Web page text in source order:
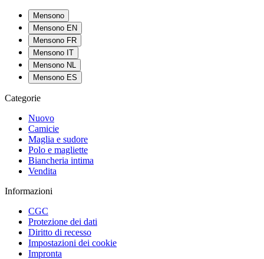
Mensono
Mensono EN
Mensono FR
Mensono IT
Mensono NL
Mensono ES
Categorie
Nuovo
Camicie
Maglia e sudore
Polo e magliette
Biancheria intima
Vendita
Informazioni
CGC
Protezione dei dati
Diritto di recesso
Impostazioni dei cookie
Impronta